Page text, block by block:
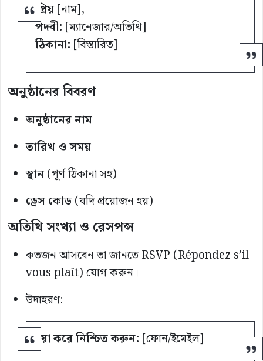
প্রিয়[নাম],
পদবী: [ম্যানেজার/অতিথি]
ঠিকানা: [বিস্তারিত]
অনুষ্ঠানের বিবরণ
অনুষ্ঠানের নাম
তারিখ ও সময়
স্থান(পূর্ণ ঠিকানা সহ)
ড্রেস কোড(যদি প্রয়োজন হয়)
অতিথি সংখ্যা ও রেসপন্স
কতজন আসবেন তা জানতে RSVP (Répondez s’il
vous plaît) যোগ করুন।
উদাহরণ:
দয়া করে নিশ্চিত করুন: [ফোন/ইমেইল]